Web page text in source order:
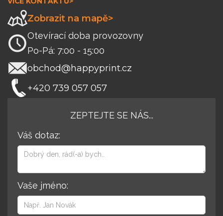
Zobrazit na mapě>
Otevírací doba provozovny
Po-Pá: 7:00 - 15:00
obchod@happyprint.cz
+420 739 057 057
ZEPTEJTE SE NÁS...
Váš dotaz:
Vaše jméno: